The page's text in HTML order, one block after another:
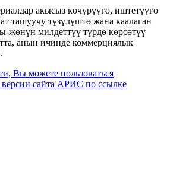
акысыз көчүрүүгө, иштетүүгө
ташуучу түзүлүштө жана каалаган
жөнүн милдеттүү түрдө көрсөтүү
анын ичинде коммерциялык
Вы можете пользоваться
сайта АРИС по ссылке